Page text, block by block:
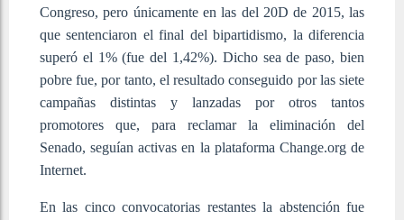
Congreso, pero únicamente en las del 20D de 2015, las
que sentenciaron el final del bipartidismo, la diferencia
superó el 1% (fue del 1,42%). Dicho sea de paso, bien
pobre fue, por tanto, el resultado conseguido por las siete
campañas distintas y lanzadas por otros tantos
promotores que, para reclamar la eliminación del
Senado, seguían activas en la plataforma Change.org de
Internet.
En las cinco convocatorias restantes la abstención fue